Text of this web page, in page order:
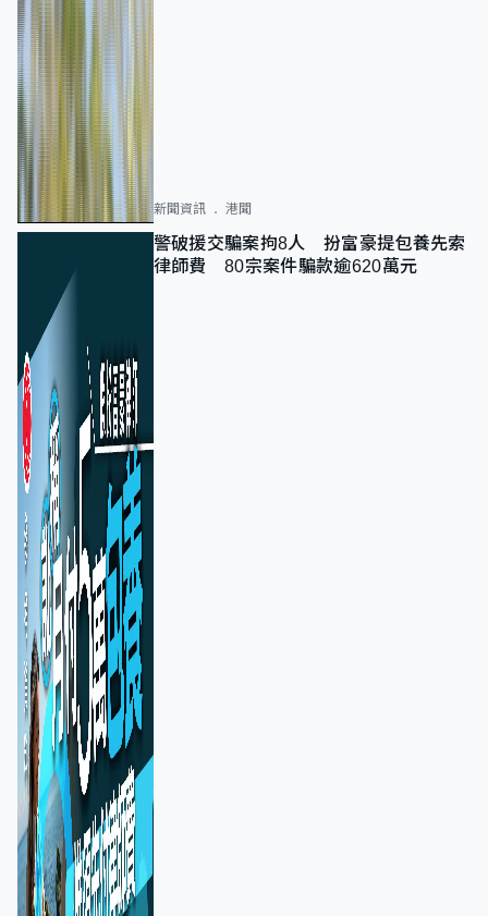
新聞資訊 港聞
警破援交騙案拘8人 扮富豪提包養先索
律師費 80宗案件騙款逾620萬元